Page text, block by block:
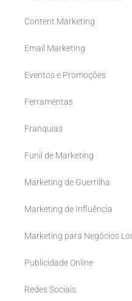
Content Marketing
Email Marketing
Eventos e Promoções
Ferramentas
Franquias
Funil de Marketing
Marketing de Guerrilha
Marketing de Influência
Marketing para Negócios
Publicidade Online
Redes Sociais